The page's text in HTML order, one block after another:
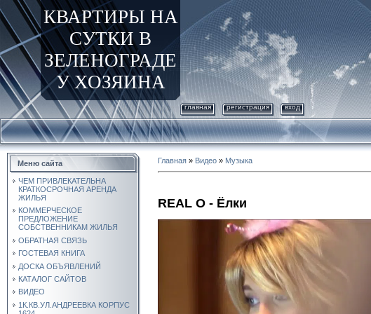
КВАРТИРЫ НА
СУТКИ В
ЗЕЛЕНОГРАДЕ
У ХОЗЯИНА
главная регистрация вход
Меню сайта
ЧЕМ ПРИВЛЕКАТЕЛЬНА
КРАТКОСРОЧНАЯ АРЕНДА
ЖИЛЬЯ
КОММЕРЧЕСКОЕ
ПРЕДЛОЖЕНИЕ
СОБСТВЕННИКАМ ЖИЛЬЯ
ОБРАТНАЯ СВЯЗЬ
ГОСТЕВАЯ КНИГА
ДОСКА ОБЪЯВЛЕНИЙ
КАТАЛОГ САЙТОВ
ВИДЕО
1К.КВ.УЛ.АНДРЕЕВКА КОРПУС
Главная » Видео » Музыка
REAL О - Ёлки